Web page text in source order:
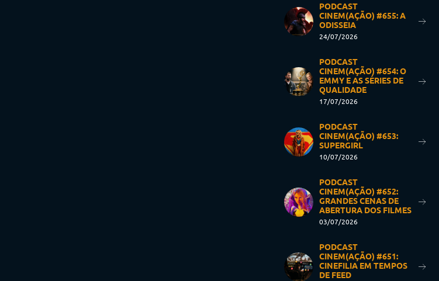
PODCAST
CINEM(AÇÃO) #655: A
ODISSEIA
24/07/2026
PODCAST
CINEM(AÇÃO) #654: O
EMMY E AS SÉRIES DE
QUALIDADE
17/07/2026
PODCAST
CINEM(AÇÃO) #653:
SUPERGIRL
10/07/2026
PODCAST
CINEM(AÇÃO) #652:
GRANDES CENAS DE
ABERTURA DOS FILMES
03/07/2026
PODCAST
CINEM(AÇÃO) #651:
CINEFILIA EM TEMPOS
DE FEED